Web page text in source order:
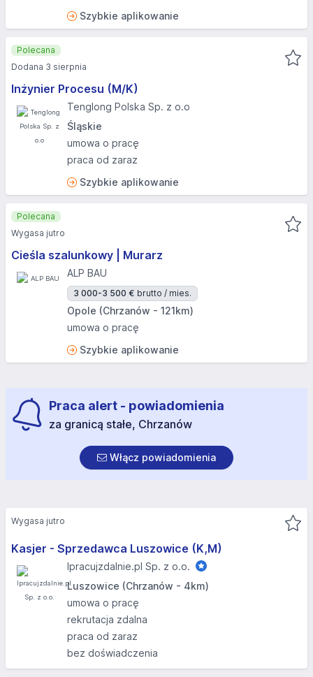
Szybkie aplikowanie
Inżynier Procesu (M/K)
Tenglong Polska Sp. z o.o
Śląskie
umowa o pracę
praca od zaraz
Szybkie aplikowanie
Polecana
Dodana 3 sierpnia
Cieśla szalunkowy | Murarz
ALP BAU
3 000-3 500 € brutto / mies.
Opole (Chrzanów - 121km)
umowa o pracę
Szybkie aplikowanie
Polecana
Wygasa jutro
Praca alert - powiadomienia
za granicą stałe, Chrzanów
Włącz powiadomienia
Kasjer - Sprzedawca Luszowice (K,M)
Ipracujzdalnie.pl Sp. z o.o.
Luszowice (Chrzanów - 4km)
umowa o pracę
rekrutacja zdalna
praca od zaraz
bez doświadczenia
Wygasa jutro